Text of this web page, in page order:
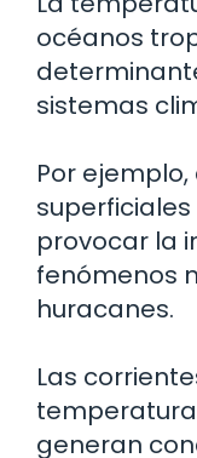
océanos
sistemas
Por
provocar la
fenómenos
huracanes.
Las
generan